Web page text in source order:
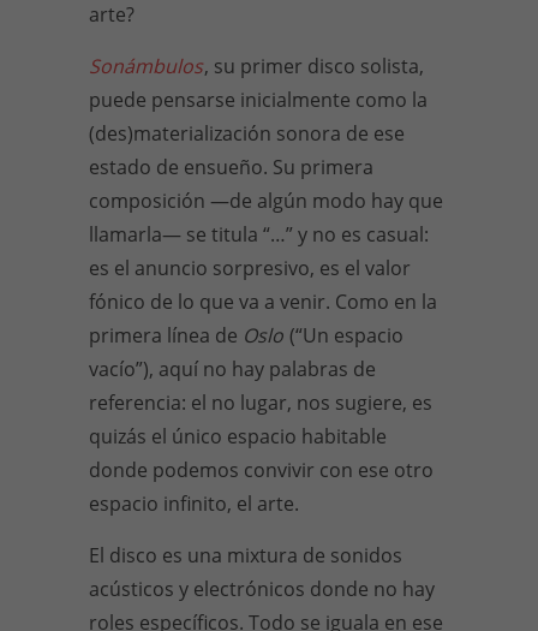
arte?
Sonámbulos, su primer disco solista,
puede pensarse inicialmente como la
(des)materialización sonora de ese
estado de ensueño. Su primera
composición —de algún modo hay que
llamarla— se titula “…” y no es casual:
es el anuncio sorpresivo, es el valor
fónico de lo que va a venir. Como en la
primera línea de Oslo (“Un espacio
vacío”), aquí no hay palabras de
referencia: el no lugar, nos sugiere, es
quizás el único espacio habitable
donde podemos convivir con ese otro
espacio infinito, el arte.
El disco es una mixtura de sonidos
acústicos y electrónicos donde no hay
roles específicos. Todo se iguala en ese